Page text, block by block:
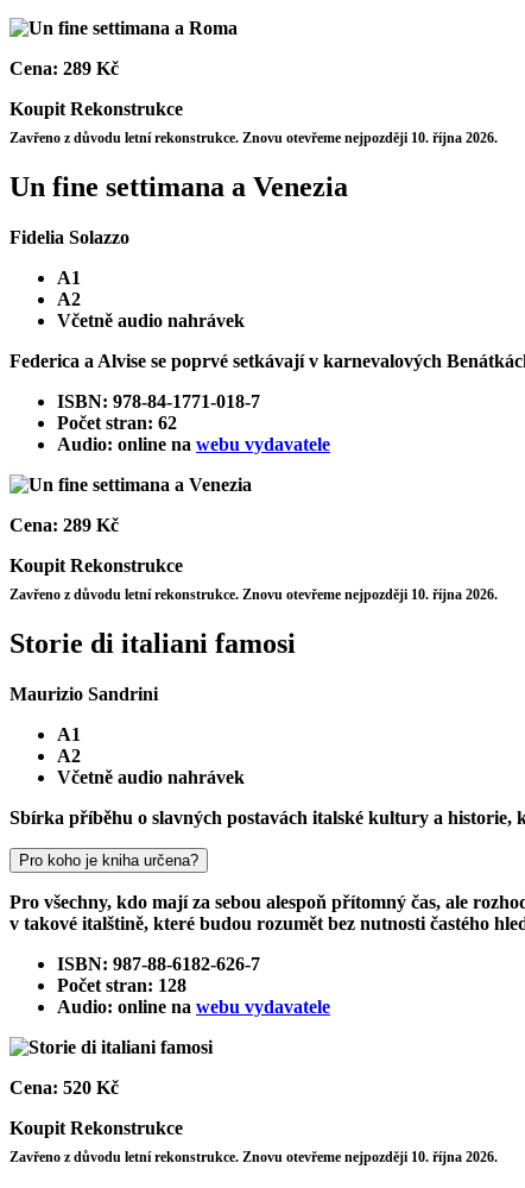
Cena: 289 Kč
Koupit Rekonstrukce
Zavřeno z důvodu letní rekonstrukce. Znovu otevřeme nejpozději 10. října 2026.
Un fine settimana a Venezia
Fidelia Solazzo
A1
A2
Včetně audio nahrávek
Federica a Alvise se poprvé setkávají v karnevalových
ISBN: 978-84-1771-018-7
Počet stran: 62
Audio: online na webu vydavatele
Cena: 289 Kč
Koupit Rekonstrukce
Zavřeno z důvodu letní rekonstrukce. Znovu otevřeme nejpozději 10. října 2026.
Storie di italiani famosi
Maurizio Sandrini
A1
A2
Včetně audio nahrávek
Sbírka příběhu o slavných postavách italské kultury a historie,
Pro koho je kniha určena?
Pro všechny, kdo mají za sebou alespoň přítomný čas, ale
v takové italštině, které budou rozumět bez nutnosti častého
ISBN: 987-88-6182-626-7
Počet stran: 128
Audio: online na webu vydavatele
Cena: 520 Kč
Koupit Rekonstrukce
Zavřeno z důvodu letní rekonstrukce. Znovu otevřeme nejpozději 10. října 2026.